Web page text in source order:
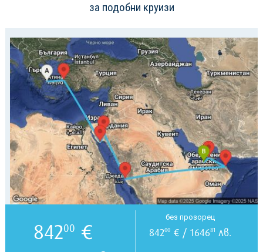
за подобни круизи
84200 €
без прозорец
84200 € / 164681 лв.